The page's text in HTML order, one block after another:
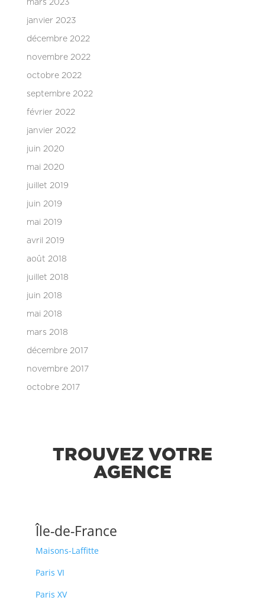
mars 2023
janvier 2023
décembre 2022
novembre 2022
octobre 2022
septembre 2022
février 2022
janvier 2022
juin 2020
mai 2020
juillet 2019
juin 2019
mai 2019
avril 2019
août 2018
juillet 2018
juin 2018
mai 2018
mars 2018
décembre 2017
novembre 2017
octobre 2017
TROUVEZ VOTRE
AGENCE
Île-de-France
Maisons-Laffitte
Paris VI
Paris XV